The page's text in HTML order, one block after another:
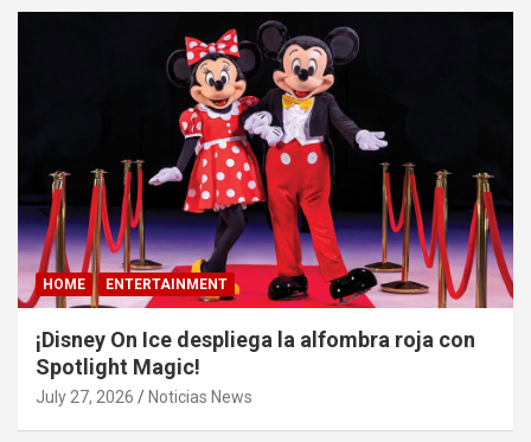
HOME ENTERTAINMENT
¡Disney On Ice despliega la alfombra roja con
Spotlight Magic!
July 27, 2026 Noticias News